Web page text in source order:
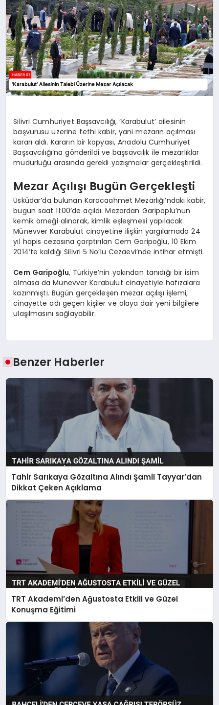
Silivri Cumhuriyet Başsavcılığı, ‘Karabulut’ ailesinin
başvurusu üzerine fethi kabir, yani mezarın açılması
kararı aldı. Kararın bir kopyası, Anadolu Cumhuriyet
Başsavcılığı’na gönderildi ve başsavcılık ile mezarlıklar
müdürlüğü arasında gerekli yazışmalar gerçekleştirildi.
Mezar Açılışı Bugün Gerçekleşti
Üsküdar’da bulunan Karacaahmet Mezarlığı’ndaki kabir,
bugün saat 11:00’de açıldı. Mezardan Garipoplu’nun
kemik örneği alınarak, kimlik eşleşmesi yapılacak.
Münevver Karabulut cinayetine ilişkin yargılamada 24
yıl hapis cezasına çarptırılan Cem Garipoğlu, 10 Ekim
2014’te kaldığı Silivri 5 No’lu Cezaevi’nde intihar etmişti.
Cem Garipoğlu, Türkiye’nin yakından tanıdığı bir isim
olmasa da Münevver Karabulut cinayetiyle hafızalara
kazınmıştı. Bugün gerçekleşen mezar açılışı işlemi,
cinayette adı geçen kişiler ve olaya dair yeni bilgilere
ulaşılmasını sağlayabilir.
Benzer Haberler
Tahir Sarıkaya Gözaltına Alındı Şamil Tayyar’dan
Dikkat Çeken Açıklama
TRT Akademi’den Ağustosta Etkili ve Güzel
Konuşma Eğitimi